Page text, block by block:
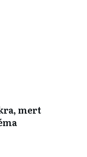
mert